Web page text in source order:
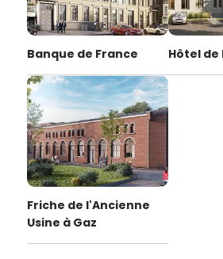
Banque de France Hôtel de
Friche de l'Ancienne
Usine à Gaz